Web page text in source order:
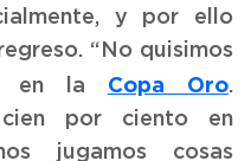
y por ello
“No quisimos
en la Copa Oro.
por ciento en
jugamos cosas